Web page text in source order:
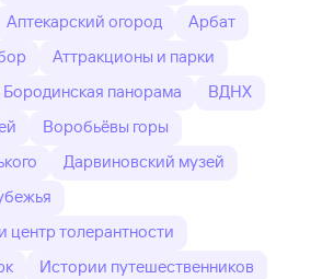
Аптекарский огород
Арбат
Аттракционы и парки
Бородинская панорама
ВДНХ
Воробьёвы горы
Дарвиновский музей
центр толерантности
Истории путешественников